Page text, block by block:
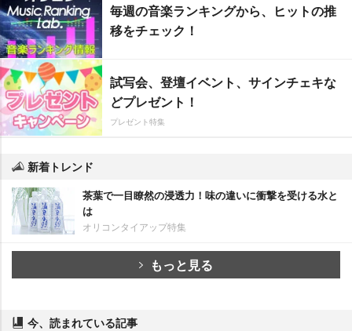
毎週の音楽ランキングから、ヒットの推
移をチェック！
試写会、登壇イベント、サインチェキな
どプレゼント！
プレゼント特集
新着トレンド
茶葉で一目瞭然の浸透力！味の違いに衝撃を受ける水と
は
オリコンタイアップ特集
もっと見る
今、読まれている記事